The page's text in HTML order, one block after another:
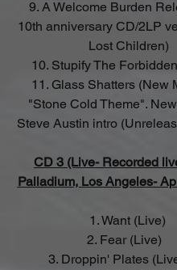
10th anniversary CD/2LP
Lost Children)
10. Stupify The
"Stone Cold Theme".
Steve Austin intro
CD 3 (Live- Recorded
Palladium, Los Angeles-
1. Want (Live)
2. Fear (Live)
3. Droppin' Plates